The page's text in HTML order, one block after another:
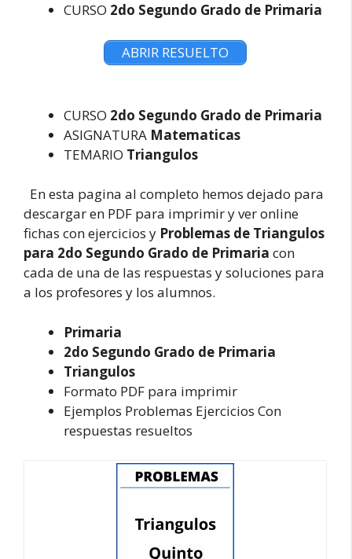
CURSO 2do Segundo Grado de Primaria
ABRIR RESUELTO
CURSO 2do Segundo Grado de Primaria
ASIGNATURA Matematicas
TEMARIO Triangulos
En esta pagina al completo hemos dejado para
descargar en PDF para imprimir y ver online
fichas con ejercicios y Problemas de Triangulos
para 2do Segundo Grado de Primaria con
cada de una de las respuestas y soluciones para
a los profesores y los alumnos.
Primaria
2do Segundo Grado de Primaria
Triangulos
Formato PDF para imprimir
Ejemplos Problemas Ejercicios Con
respuestas resueltos